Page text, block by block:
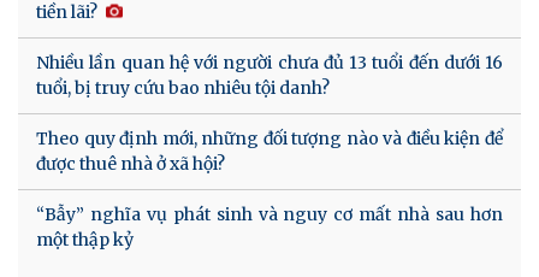
tiền lãi?
Nhiều lần quan hệ với người chưa đủ 13 tuổi đến dưới 16
tuổi, bị truy cứu bao nhiêu tội danh?
Theo quy định mới, những đối tượng nào và điều kiện để
được thuê nhà ở xã hội?
“Bẫy” nghĩa vụ phát sinh và nguy cơ mất nhà sau hơn
một thập kỷ